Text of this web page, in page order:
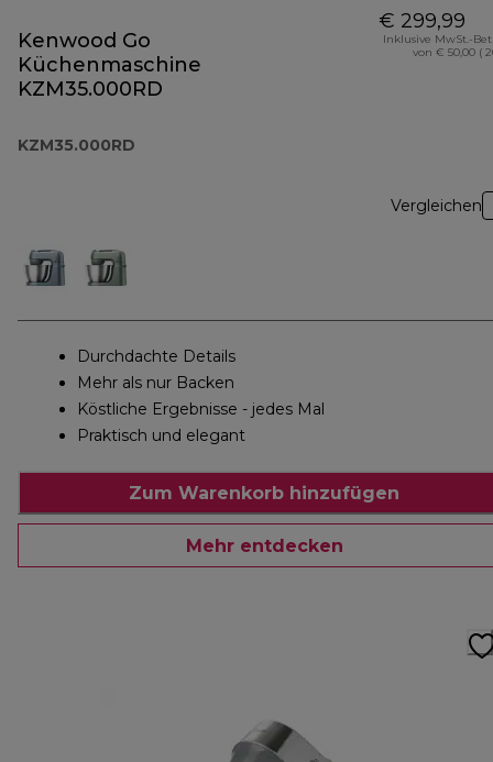
Kenwood Go
Küchenmaschine
KZM35.000RD
KZM35.000RD
€ 299,99
Inklusive MwSt.-
von € 50,00 (
Vergleichen
Durchdachte Details
Mehr als nur Backen
Köstliche Ergebnisse - jedes Mal
Praktisch und elegant
Zum Warenkorb hinzufügen
Mehr entdecken